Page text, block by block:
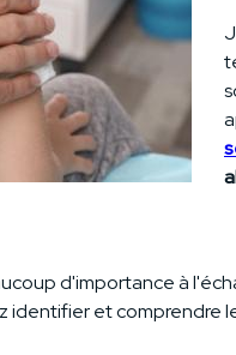
d'importance à
et comprendre